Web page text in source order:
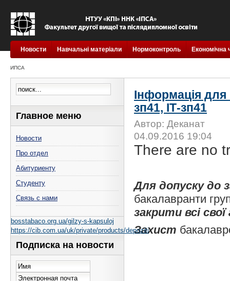
Новости Навчальні матеріали Нормоконтроль Економічна
ИПСА
Інформація для
зп41, ІТ-зп41
Автор: Деканат
04.09.2016 19:04
There are no
Для допуску до
бакалавранти
закрити всі
Захист
Главное меню
Новости
Про отдел
Абитуриенту
Студенту
Связь с нами
bosstabaco.org.ua/gilzy-s-kapsuloj
https://cib.com.ua/uk/private/products/depoziti
Подписка на новости